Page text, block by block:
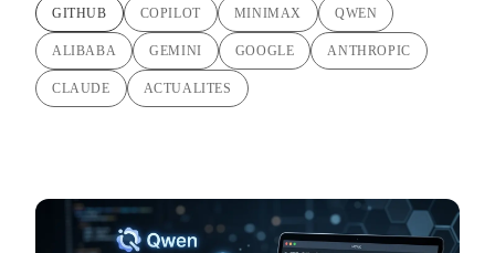
GITHUB COPILOT MINIMAX QWEN
ALIBABA GEMINI GOOGLE ANTHROPIC
CLAUDE ACTUALITES